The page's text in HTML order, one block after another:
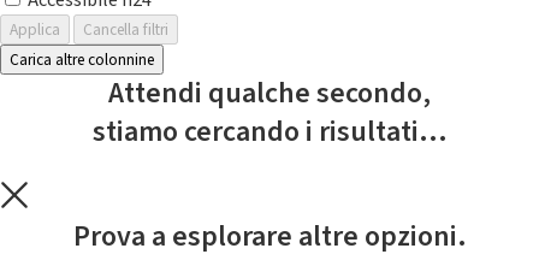
Applica
Cancella filtri
Carica altre colonnine
Attendi qualche secondo,
stiamo cercando i risultati...
Prova a esplorare altre opzioni.